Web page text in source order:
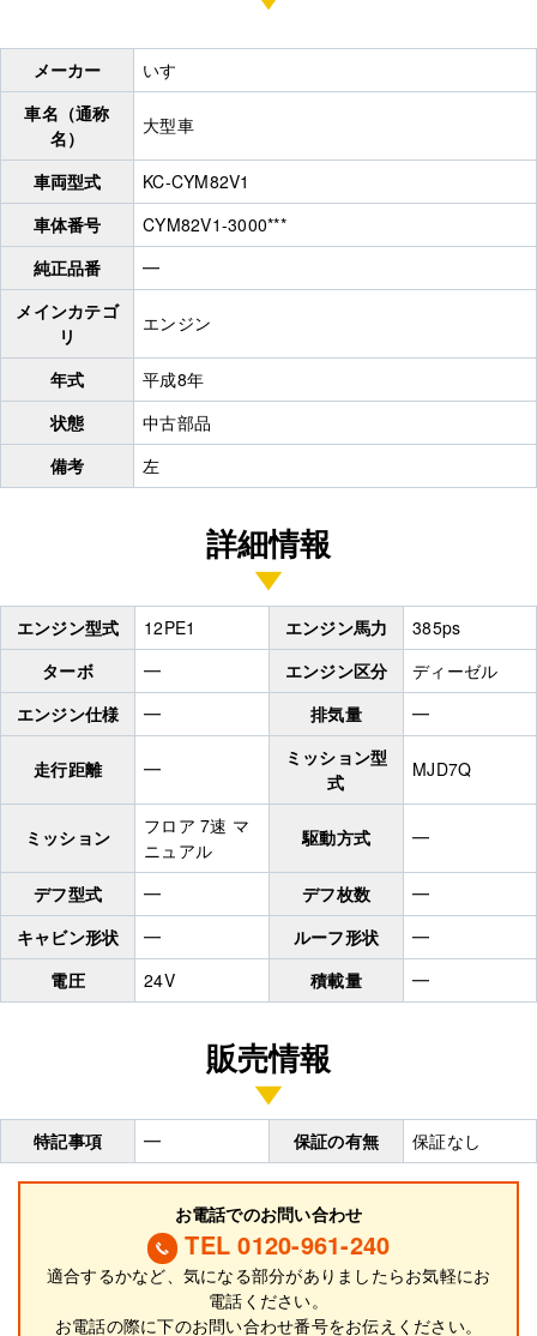
メーカー
いすゞ
車名（通称
名）
大型車
車両型式
KC-CYM82V1
車体番号
CYM82V1-3000***
純正品番
━
メインカテゴ
リ
エンジン
年式
平成8年
状態
中古部品
備考
左
詳細情報
エンジン型式 12PE1 エンジン馬力
385ps
ターボ
━ エンジン区分
ディーゼル
エンジン仕様
━ 排気量 ━
走行距離 ━
ミッション型
式
MJD7Q
ミッション
フロア 7速 マ
ニュアル
駆動方式 ━
デフ型式 ━ デフ枚数
━
キャビン形状
━ ルーフ形状
━
電圧
24V 積載量 ━
販売情報
特記事項 ━ 保証の有無 保証なし
お電話でのお問い合わせ
TEL 0120-961-240
適合するかなど、気になる部分がありましたらお気軽にお
電話ください。
お電話の際に下のお問い合わせ番号をお伝えください。